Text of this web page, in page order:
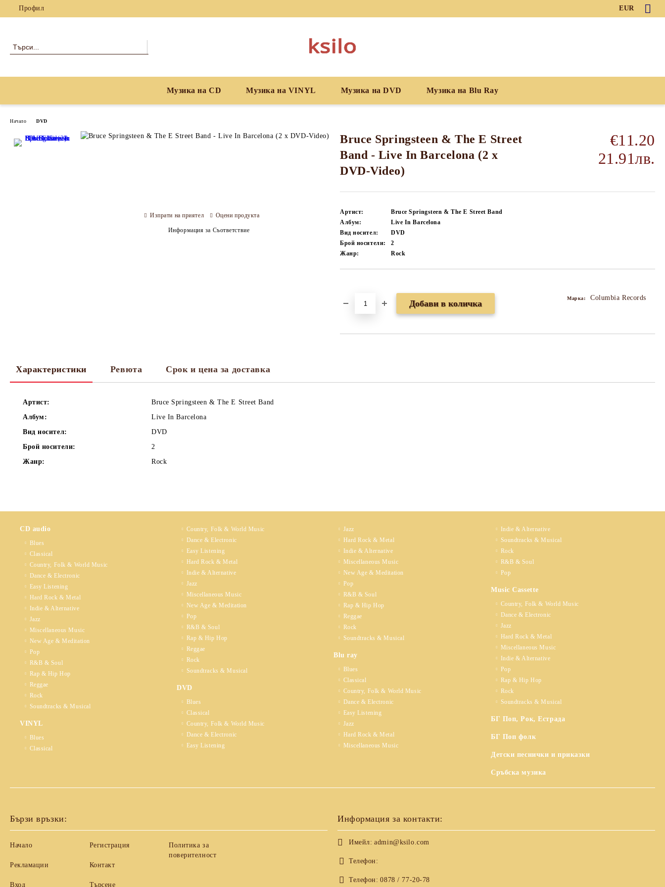
Профил EUR
Музика на CD Музика на VINYL Музика на DVD Музика на Blu Ray
Начало DVD
Bruce Springsteen & The E Street
Band - Live In Barcelona (2 x
DVD-Video)
€11.20
21.91лв.
Артист:
Bruce Springsteen & The E Street Band
Албум:
Live In Barcelona
Вид носител:
DVD
Брой носители:
2
Жанр:
Rock
Марка: Columbia Records
Изпрати на приятел Оцени продукта
Информация за Съответствие
Характеристики Ревюта Срок и цена за доставка
Артист:
Bruce Springsteen & The E Street Band
Албум:
Live In Barcelona
Вид носител:
DVD
Брой носители:
2
Жанр:
Rock
CD audio
Blues
Classical
Country, Folk & World Music
Dance & Electronic
Easy Listening
Hard Rock & Metal
Indie & Alternative
Jazz
Miscellaneous Music
New Age & Meditation
Pop
R&B & Soul
Rap & Hip Hop
Reggae
Rock
Soundtracks & Musical
VINYL
Blues
Classical
Country, Folk & World Music
Dance & Electronic
Easy Listening
Hard Rock & Metal
Indie & Alternative
Jazz
Miscellaneous Music
New Age & Meditation
Pop
R&B & Soul
Rap & Hip Hop
Reggae
Rock
Soundtracks & Musical
DVD
Blues
Classical
Country, Folk & World Music
Dance & Electronic
Easy Listening
Jazz
Hard Rock & Metal
Indie & Alternative
Miscellaneous Music
New Age & Meditation
Pop
R&B & Soul
Rap & Hip Hop
Reggae
Rock
Soundtracks & Musical
Blu ray
Blues
Classical
Country, Folk & World Music
Dance & Electronic
Easy Listening
Jazz
Hard Rock & Metal
Miscellaneous Music
Indie & Alternative
Soundtracks & Musical
Rock
R&B & Soul
Pop
Music Cassette
Country, Folk & World Music
Dance & Electronic
Jazz
Hard Rock & Metal
Miscellaneous Music
Indie & Alternative
Pop
Rap & Hip Hop
Rock
Soundtracks & Musical
БГ Поп, Рок, Естрада
БГ Поп фолк
Детски песнички и приказки
Сръбска музика
Бързи връзки:
Начало
Рекламации
Вход
Регистрация
Контакт
Търсене
Политика за
поверителност
Информация за контакти:
Имейл: admin@ksilo.com
Телефон:
Телефон: 0878 / 77-20-78